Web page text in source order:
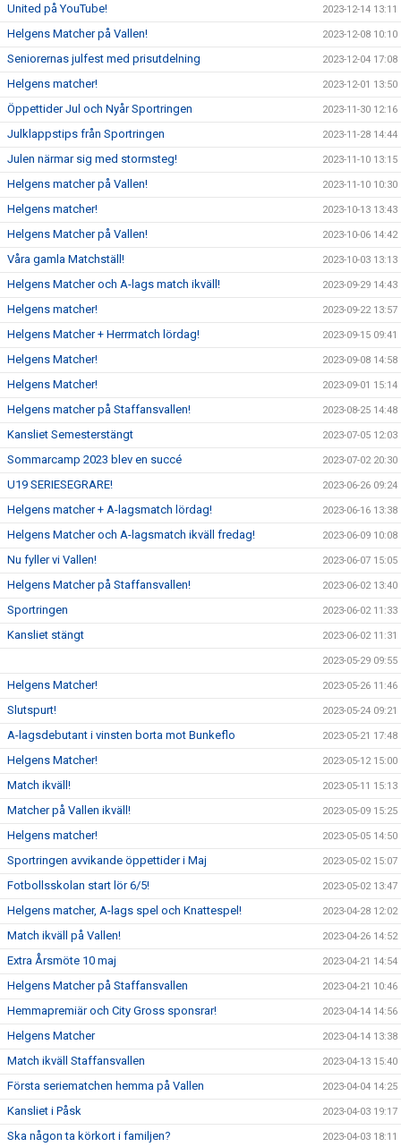
United på YouTube! 2023-12-14 13:11
Helgens Matcher på Vallen! 2023-12-08 10:10
Seniorernas julfest med prisutdelning 2023-12-04 17:08
Helgens matcher! 2023-12-01 13:50
Öppettider Jul och Nyår Sportringen 2023-11-30 12:16
Julklappstips från Sportringen 2023-11-28 14:44
Julen närmar sig med stormsteg! 2023-11-10 13:15
Helgens matcher på Vallen! 2023-11-10 10:30
Helgens matcher! 2023-10-13 13:43
Helgens Matcher på Vallen! 2023-10-06 14:42
Våra gamla Matchställ! 2023-10-03 13:13
Helgens Matcher och A-lags match ikväll! 2023-09-29 14:43
Helgens matcher! 2023-09-22 13:57
Helgens Matcher + Herrmatch lördag! 2023-09-15 09:41
Helgens Matcher! 2023-09-08 14:58
Helgens Matcher! 2023-09-01 15:14
Helgens matcher på Staffansvallen! 2023-08-25 14:48
Kansliet Semesterstängt 2023-07-05 12:03
Sommarcamp 2023 blev en succé 2023-07-02 20:30
U19 SERIESEGRARE! 2023-06-26 09:24
Helgens matcher + A-lagsmatch lördag! 2023-06-16 13:38
Helgens Matcher och A-lagsmatch ikväll fredag! 2023-06-09 10:08
Nu fyller vi Vallen! 2023-06-07 15:05
Helgens Matcher på Staffansvallen! 2023-06-02 13:40
Sportringen 2023-06-02 11:33
Kansliet stängt 2023-06-02 11:31
2023-05-29 09:55
Helgens Matcher! 2023-05-26 11:46
Slutspurt! 2023-05-24 09:21
A-lagsdebutant i vinsten borta mot Bunkeflo 2023-05-21 17:48
Helgens Matcher! 2023-05-12 15:00
Match ikväll! 2023-05-11 15:13
Matcher på Vallen ikväll! 2023-05-09 15:25
Helgens matcher! 2023-05-05 14:50
Sportringen avvikande öppettider i Maj 2023-05-02 15:07
Fotbollsskolan start lör 6/5! 2023-05-02 13:47
Helgens matcher, A-lags spel och Knattespel! 2023-04-28 12:02
Match ikväll på Vallen! 2023-04-26 14:52
Extra Årsmöte 10 maj 2023-04-21 14:54
Helgens Matcher på Staffansvallen 2023-04-21 10:46
Hemmapremiär och City Gross sponsrar! 2023-04-14 14:56
Helgens Matcher 2023-04-14 13:38
Match ikväll Staffansvallen 2023-04-13 15:40
Första seriematchen hemma på Vallen 2023-04-04 14:25
Kansliet i Påsk 2023-04-03 19:17
Ska någon ta körkort i familjen? 2023-04-03 18:11